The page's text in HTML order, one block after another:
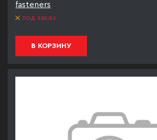
fasteners
под заказ
В КОРЗИНУ